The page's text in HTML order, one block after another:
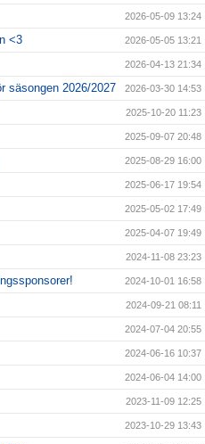
2026-05-09 13:24
<3 2026-05-05 13:21
2026-04-13 21:34
säsongen 2026/2027 2026-03-30 14:53
2025-10-20 11:23
2025-09-07 20:48
2025-08-29 16:00
2025-06-17 19:54
2025-05-02 17:49
2025-04-07 19:49
2024-11-08 23:23
2024-10-01 16:58
2024-09-21 08:11
2024-07-04 20:55
2024-06-16 10:37
2024-06-04 14:00
2023-11-09 12:25
2023-10-29 13:43